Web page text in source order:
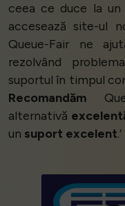
ceea ce duce la un
accesează site-ul
Queue-Fair ne
rezolvând
suportul în timpul
Recomandăm
alternativă
un suport excelent.’